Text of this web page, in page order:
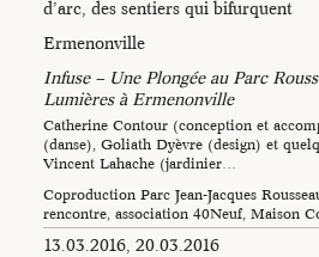
d’arc, des sentiers qui bifurquent
Ermenonville
Infuse – Une Plongée au Parc
Lumières à Ermenonville
Catherine Contour (conception et
(danse), Goliath Dyèvre (design) et
Vincent Lahache (jardinier…
Coproduction Parc Jean-Jacques
rencontre, association 40Neuf, Maison
Lyrique/Paris.
13.03.2016, 20.03.2016